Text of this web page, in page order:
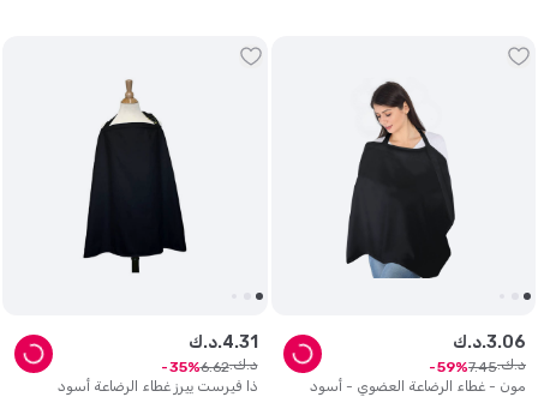
مون - غطاء الرضاعة العضوي - أسود
د.ك.3.06
د.ك. 7.45
59
ذا فيرست ييرز غطاء الرضاعة أسود
د.ك.4.31
د.ك. 6.62
35